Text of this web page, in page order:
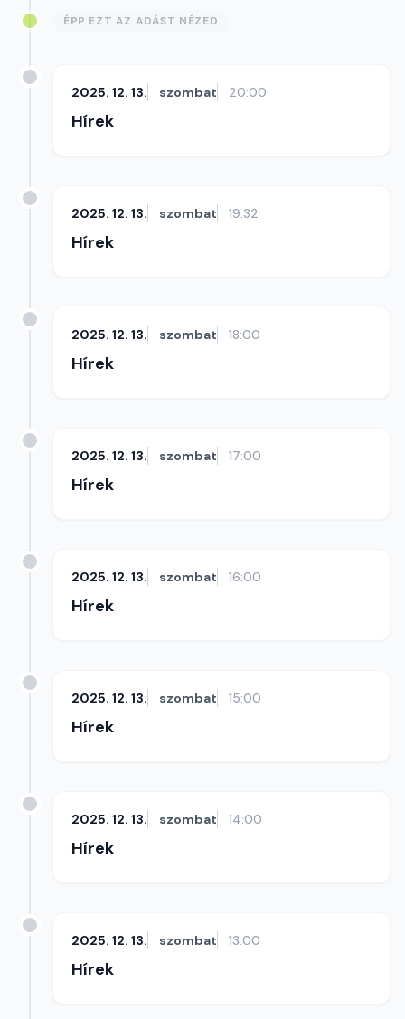
ÉPP EZT AZ ADÁST NÉZED
2025. 12. 13. szombat 20:00
Hírek
2025. 12. 13. szombat 19:32
Hírek
2025. 12. 13. szombat 18:00
Hírek
2025. 12. 13. szombat 17:00
Hírek
2025. 12. 13. szombat 16:00
Hírek
2025. 12. 13. szombat 15:00
Hírek
2025. 12. 13. szombat 14:00
Hírek
2025. 12. 13. szombat 13:00
Hírek